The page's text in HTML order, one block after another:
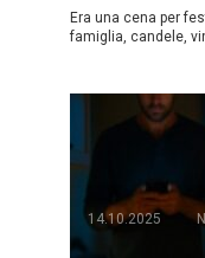
Era una cena per
famiglia, candele,
14.10.2025